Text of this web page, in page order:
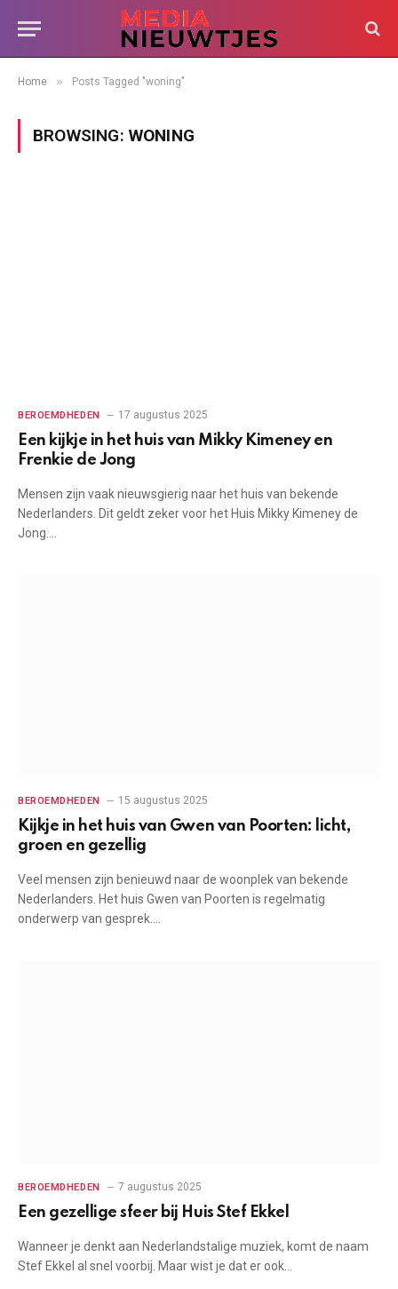
Home » Posts Tagged "woning"
BROWSING: WONING
BEROEMDHEDEN 17 augustus 2025
Een kijkje in het huis van Mikky Kimeney en
Frenkie de Jong
Mensen zijn vaak nieuwsgierig naar het huis van bekende
Nederlanders. Dit geldt zeker voor het Huis Mikky Kimeney de
Jong.…
BEROEMDHEDEN 15 augustus 2025
Kijkje in het huis van Gwen van Poorten: licht,
groen en gezellig
Veel mensen zijn benieuwd naar de woonplek van bekende
Nederlanders. Het huis Gwen van Poorten is regelmatig
onderwerp van gesprek.…
BEROEMDHEDEN 7 augustus 2025
Een gezellige sfeer bij Huis Stef Ekkel
Wanneer je denkt aan Nederlandstalige muziek, komt de naam
Stef Ekkel al snel voorbij. Maar wist je dat er ook…